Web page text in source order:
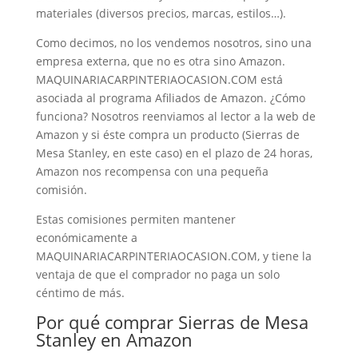
materiales (diversos precios, marcas, estilos…).
Como decimos, no los vendemos nosotros, sino una
empresa externa, que no es otra sino Amazon.
MAQUINARIACARPINTERIAOCASION.COM está
asociada al programa Afiliados de Amazon. ¿Cómo
funciona? Nosotros reenviamos al lector a la web de
Amazon y si éste compra un producto (Sierras de
Mesa Stanley, en este caso) en el plazo de 24 horas,
Amazon nos recompensa con una pequeña
comisión.
Estas comisiones permiten mantener
económicamente a
MAQUINARIACARPINTERIAOCASION.COM, y tiene la
ventaja de que el comprador no paga un solo
céntimo de más.
Por qué comprar Sierras de Mesa
Stanley en Amazon